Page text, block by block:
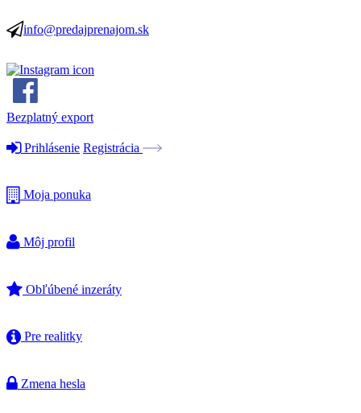
info@predajprenajom.sk
Bezplatný export
Prihlásenie Registrácia
Moja ponuka
Môj profil
Obľúbené inzeráty
Pre realitky
Zmena hesla